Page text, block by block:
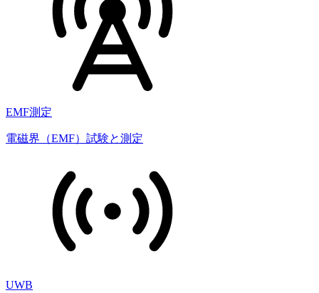
EMF測定
電磁界（EMF）試験と測定
UWB